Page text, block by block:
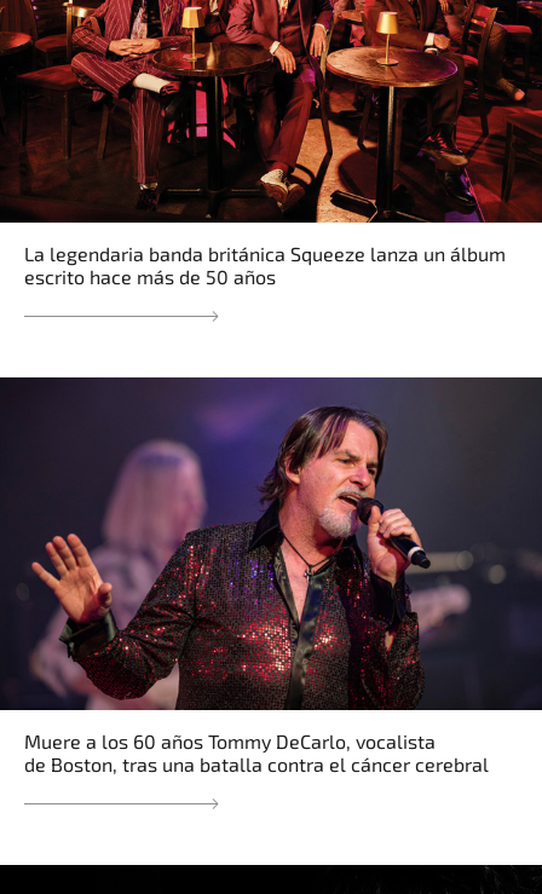
La legendaria banda británica Squeeze lanza un álbum
escrito hace más de 50 años
Muere a los 60 años Tommy DeCarlo, vocalista
de Boston, tras una batalla contra el cáncer cerebral